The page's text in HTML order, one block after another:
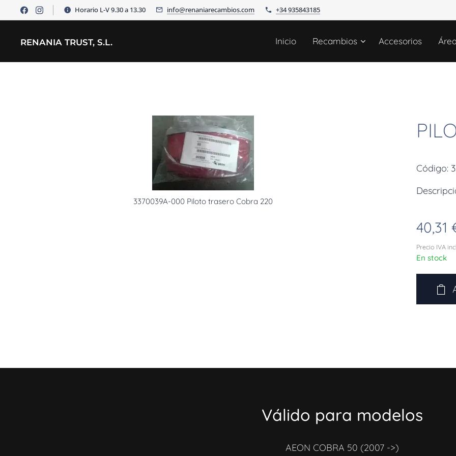
Horario L-V 9.30 a 13.30 info@renaniarecambios.com +34 935843185
RENANIA TRUST, S.L. Inicio Recambios Accesorios
3370039A-000 Piloto trasero Cobra 220
Código:
40,31
Precio IVA
En stock
Válido para modelos
AEON COBRA 50 (2007 ->)